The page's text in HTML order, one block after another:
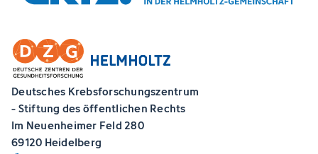
Deutsches Krebsforschungszentrum
- Stiftung des öffentlichen Rechts
Im Neuenheimer Feld 280
69120 Heidelberg